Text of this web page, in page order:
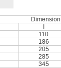
110
186
205
285
345